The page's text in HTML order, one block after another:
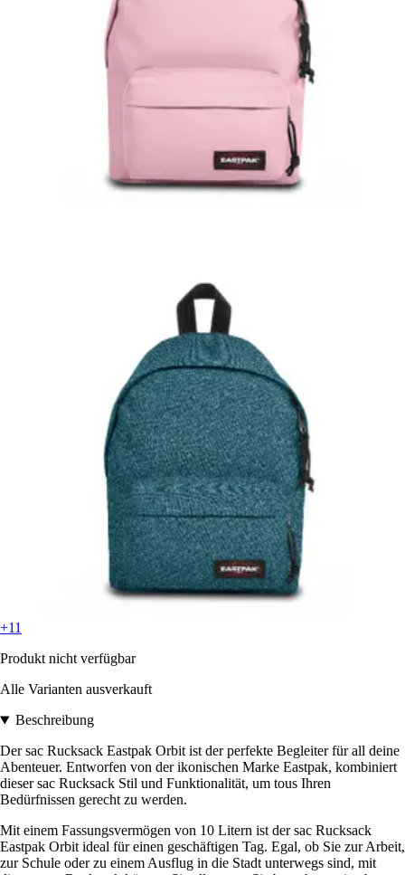
+11
Produkt nicht verfügbar
Alle Varianten ausverkauft
Beschreibung
Der sac Rucksack Eastpak Orbit ist der perfekte Begleiter für all deine
Abenteuer. Entworfen von der ikonischen Marke Eastpak, kombiniert
dieser sac Rucksack Stil und Funktionalität, um tous Ihren
Bedürfnissen gerecht zu werden.
Mit einem Fassungsvermögen von 10 Litern ist der sac Rucksack
Eastpak Orbit ideal für einen geschäftigen Tag. Egal, ob Sie zur Arbeit,
zur Schule oder zu einem Ausflug in die Stadt unterwegs sind, mit